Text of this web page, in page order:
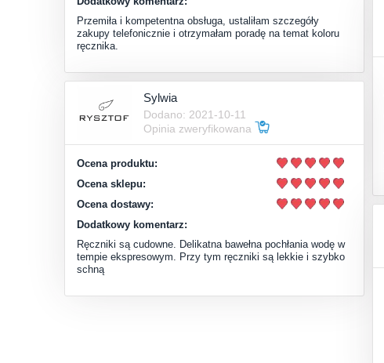
Przemiła i kompetentna obsługa, ustaliłam szczegóły
zakupy telefonicznie i otrzymałam poradę na temat koloru
ręcznika.
Sylwia
Dodano: 2021-10-11
Opinia zweryfikowana
Ocena produktu:
Ocena sklepu:
Ocena dostawy:
Dodatkowy komentarz:
Ręczniki są cudowne. Delikatna bawełna pochłania wodę w
tempie ekspresowym. Przy tym ręczniki są lekkie i szybko
schną